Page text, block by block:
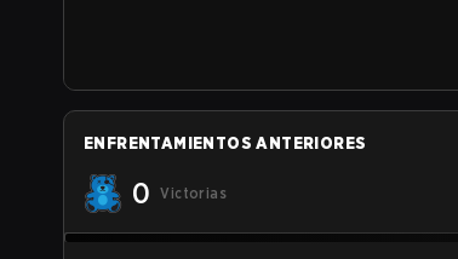
ENFRENTAMIENTOS ANTERIORES
0 Victorias